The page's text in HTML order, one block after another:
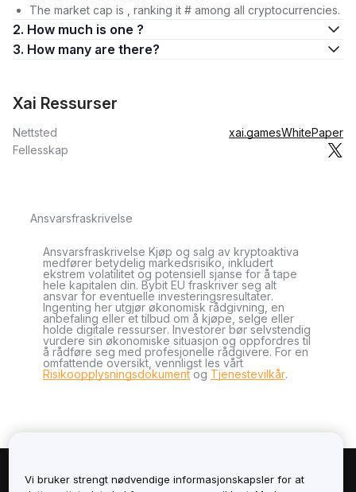
The market cap is , ranking it # among all cryptocurrencies.
2. How much is one ?
3. How many are there?
Xai Ressurser
Nettsted xai.gamesWhitePaper
Fellesskap
Ansvarsfraskrivelse
Ansvarsfraskrivelse Kjøp og salg av kryptoaktiva
medfører betydelig markedsrisiko, inkludert
ekstrem volatilitet og potensiell sjanse for å tape
hele kapitalen din. Bybit EU fraskriver seg alt
ansvar for eventuelle investeringsresultater.
Ingenting her utgjør økonomisk rådgivning, en
anbefaling eller et tilbud om å kjøpe, selge eller
holde digitale ressurser. Investorer bør selvstendig
vurdere sin økonomiske situasjon og oppfordres til
å rådføre seg med profesjonelle rådgivere. For en
omfattende oversikt, vennligst les vårt
Risikoopplysningsdokumentog Tjenestevilkår.
Om
Vi bruker strengt nødvendige informasjonskapsler for at